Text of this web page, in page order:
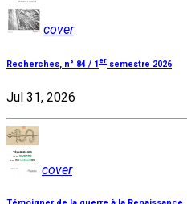
cover
Recherches, n° 84 / 1 er semestre 2026
Jul 31, 2026
cover